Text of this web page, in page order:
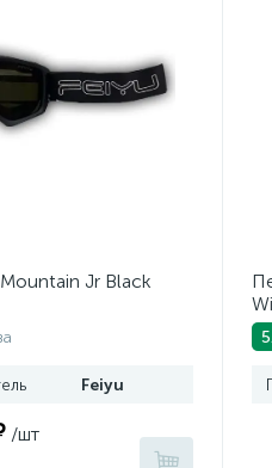
Jr Black
Feiyu
/шт